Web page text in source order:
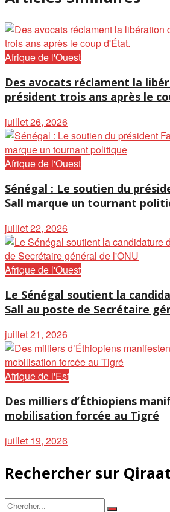
Afrique de l'Ouest
Des avocats réclament la
président trois ans après le
juillet 26, 2026
Afrique de l'Ouest
Sénégal : Le soutien du
Sall marque un tournant
juillet 22, 2026
Afrique de l'Ouest
Le Sénégal soutient la
Sall au poste de Secrétaire
juillet 21, 2026
Afrique de l'Est
Des milliers d’Éthiopiens
mobilisation forcée au Tigré
juillet 19, 2026
Rechercher sur Qiraat